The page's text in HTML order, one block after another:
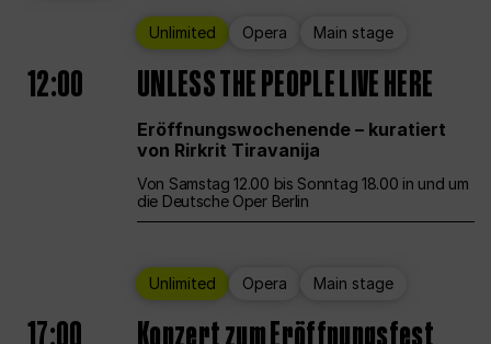
Unlimited Opera Main stage
12:00 UNLESS THE PEOPLE LIVE HERE
Eröffnungswochenende – kuratiert
von Rirkrit Tiravanija
Von Samstag 12.00 bis Sonntag 18.00 in und um
die Deutsche Oper Berlin
Unlimited Opera Main stage